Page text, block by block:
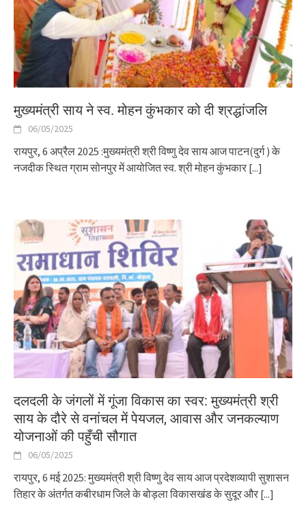
मुख्यमंत्री साय ने स्व. मोहन कुंभकार को दी श्रद्धांजलि
06/05/2025
रायपुर, 6 अप्रैल 2025 :मुख्यमंत्री श्री विष्णु देव साय आज पाटन(दुर्ग ) के
नजदीक स्थित ग्राम सोनपुर में आयोजित स्व. श्री मोहन कुंभकार [...]
दलदली के जंगलों में गूंजा विकास का स्वर: मुख्यमंत्री श्री
साय के दौरे से वनांचल में पेयजल, आवास और जनकल्याण
योजनाओं की पहुँची सौगात
06/05/2025
रायपुर, 6 मई 2025: मुख्यमंत्री श्री विष्णु देव साय आज प्रदेशव्यापी सुशासन
तिहार के अंतर्गत कबीरधाम जिले के बोड़ला विकासखंड के सुदूर और [...]